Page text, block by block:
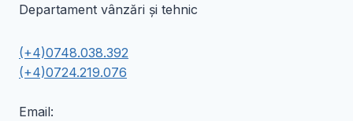
Departament vânzări și tehnic
(+4)0748.038.392
(+4)0724.219.076
Email: